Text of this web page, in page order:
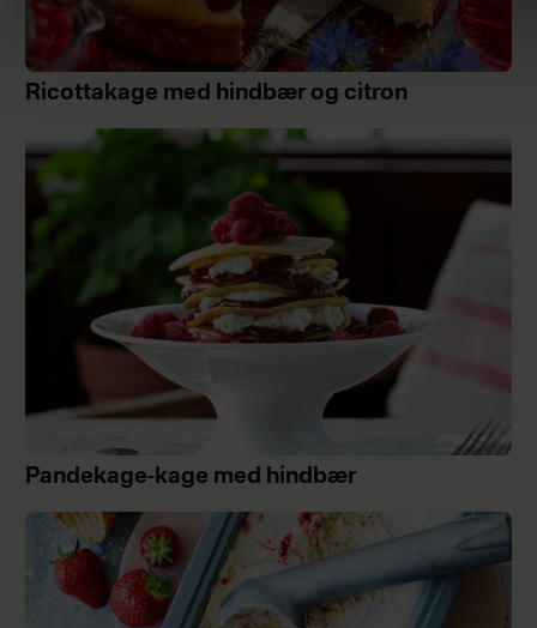
Ricottakage med hindbær og citron
Pandekage-kage med hindbær